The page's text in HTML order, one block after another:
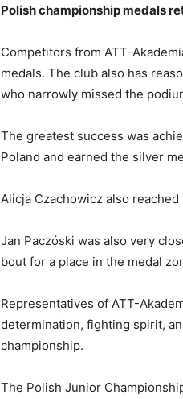
Polish championship medals
Competitors from ATT-
medals. The club also has
who narrowly missed the
The greatest success was
Poland and earned the silver
Alicja Czachowicz also
Jan Paczóski was also very
bout for a place in the medal
Representatives of ATT-
determination, fighting spirit,
championship.
The Polish Junior